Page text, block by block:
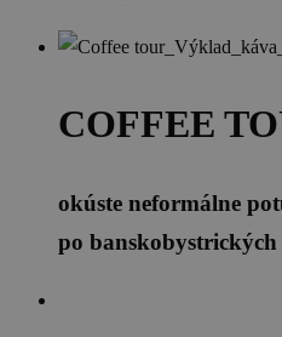
COFFEE
okúste neformálne
po